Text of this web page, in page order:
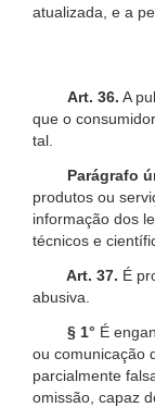
atualizada, e a
Art. 36. A
que o
tal.
Parágrafo
produtos ou
informação dos
técnicos e
Art. 37. É
abusiva.
§ 1° É
ou comunicação
parcialmente
omissão, capaz